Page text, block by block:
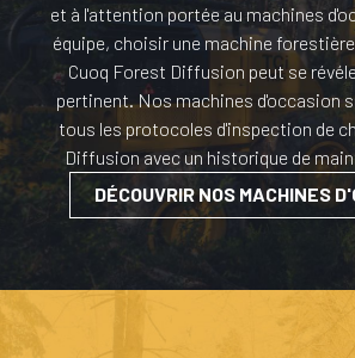
et à l'attention portée au machines
équipe, choisir une machine
Cuoq Forest Diffusion peut se
pertinent. Nos machines d'occasion
tous les protocoles d'inspection de
Diffusion avec un historique de
DÉCOUVRIR NOS MACHINES